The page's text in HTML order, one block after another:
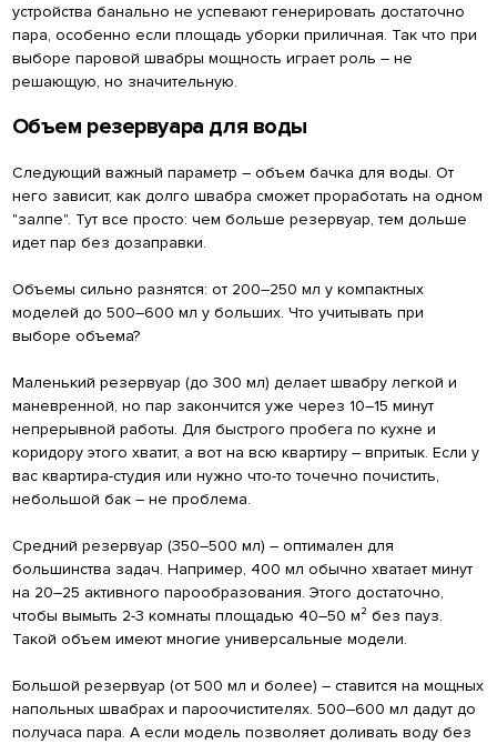
устройства банально не успевают генерировать достаточно
пара, особенно если площадь уборки приличная. Так что при
выборе паровой швабры мощность играет роль – не
решающую, но значительную.
Объем резервуара для воды
Следующий важный параметр – объем бачка для воды. От
него зависит, как долго швабра сможет проработать на одном
"залпе". Тут все просто: чем больше резервуар, тем дольше
идет пар без дозаправки.
Объемы сильно разнятся: от 200–250 мл у компактных
моделей до 500–600 мл у больших. Что учитывать при
выборе объема?
Маленький резервуар (до 300 мл) делает швабру легкой и
маневренной, но пар закончится уже через 10–15 минут
непрерывной работы. Для быстрого пробега по кухне и
коридору этого хватит, а вот на всю квартиру – впритык. Если у
вас квартира-студия или нужно что-то точечно почистить,
небольшой бак – не проблема.
Средний резервуар (350–500 мл) – оптимален для
большинства задач. Например, 400 мл обычно хватает минут
на 20–25 активного парообразования. Этого достаточно,
чтобы вымыть 2-3 комнаты площадью 40–50 м² без пауз.
Такой объем имеют многие универсальные модели.
Большой резервуар (от 500 мл и более) – ставится на мощных
напольных швабрах и пароочистителях. 500–600 мл дадут до
получаса пара. А если модель позволяет доливать воду без